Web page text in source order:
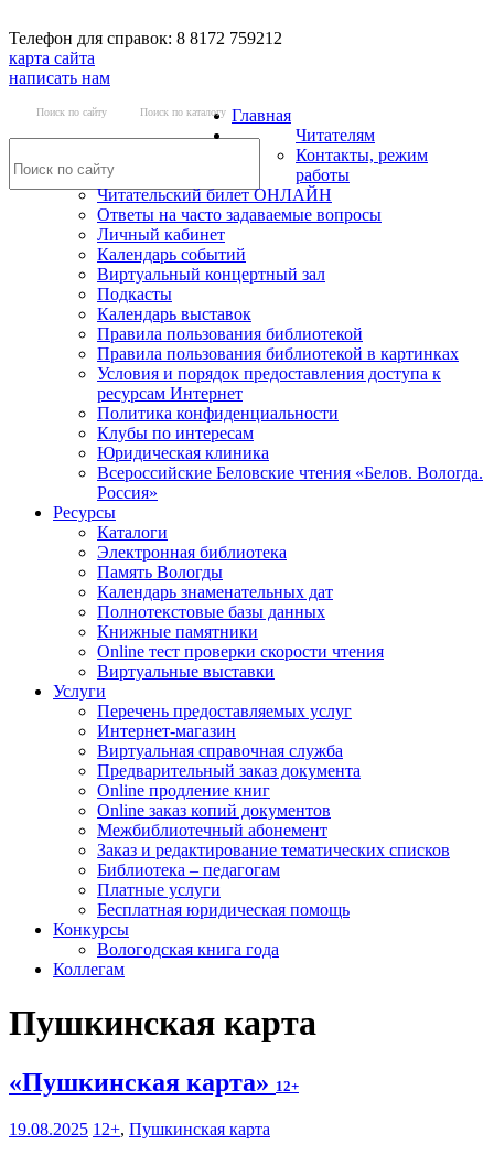
Телефон для справок: 8 8172 759212
карта сайта
написать нам
Поиск по сайту Поиск по каталогу Главная
Читателям
Контакты, режим
работы
Читательский билет ОНЛАЙН
Ответы на часто задаваемые вопросы
Личный кабинет
Календарь событий
Виртуальный концертный зал
Подкасты
Календарь выставок
Правила пользования библиотекой
Правила пользования библиотекой в картинках
Условия и порядок предоставления доступа к
ресурсам Интернет
Политика конфиденциальности
Клубы по интересам
Юридическая клиника
Всероссийские Беловские чтения «Белов. Вологда.
Россия»
Ресурсы
Каталоги
Электронная библиотека
Память Вологды
Календарь знаменательных дат
Полнотекстовые базы данных
Книжные памятники
Online тест проверки скорости чтения
Виртуальные выставки
Услуги
Перечень предоставляемых услуг
Интернет-магазин
Виртуальная справочная служба
Предварительный заказ документа
Online продление книг
Online заказ копий документов
Межбиблиотечный абонемент
Заказ и редактирование тематических списков
Библиотека – педагогам
Платные услуги
Бесплатная юридическая помощь
Конкурсы
Вологодская книга года
Коллегам
Пушкинская карта
«Пушкинская карта» 12+
19.08.2025 12+, Пушкинская карта